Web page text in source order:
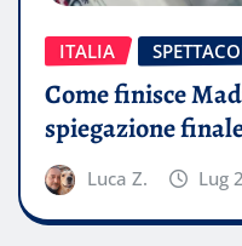
ITALIA
Come finisce
spiegazione
Luca Z. Lug